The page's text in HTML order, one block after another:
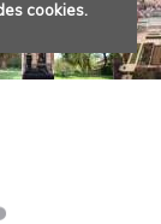
cookies.